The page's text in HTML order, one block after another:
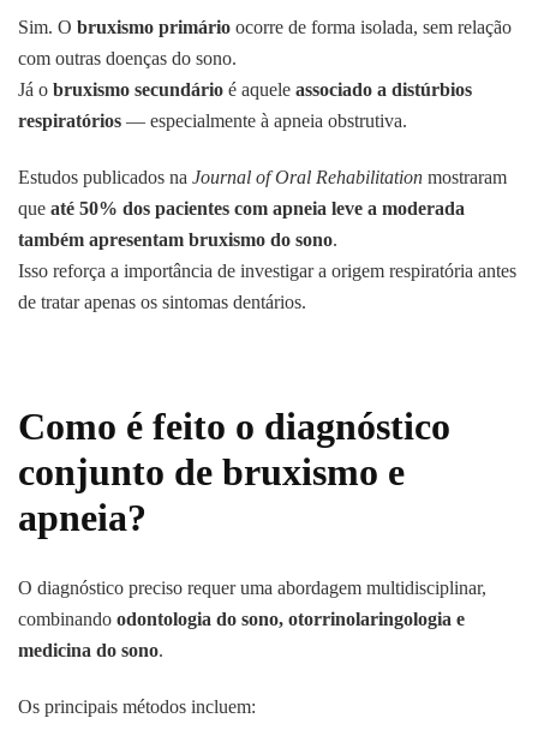
Sim. O bruxismo primário ocorre de forma isolada, sem relação
com outras doenças do sono.
Já o bruxismo secundário é aquele associado a distúrbios
respiratórios — especialmente à apneia obstrutiva.
Estudos publicados na Journal of Oral Rehabilitation mostraram
que até 50% dos pacientes com apneia leve a moderada
também apresentam bruxismo do sono.
Isso reforça a importância de investigar a origem respiratória antes
de tratar apenas os sintomas dentários.
Como é feito o diagnóstico
conjunto de bruxismo e
apneia?
O diagnóstico preciso requer uma abordagem multidisciplinar,
combinando odontologia do sono, otorrinolaringologia e
medicina do sono.
Os principais métodos incluem: